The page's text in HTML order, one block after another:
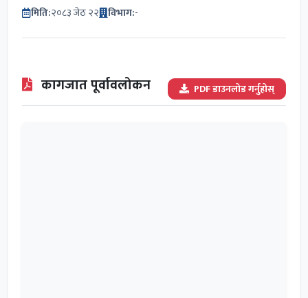
मिति:२०८३ जेठ २२ विभाग:-
कागजात पूर्वावलोकन PDF डाउनलोड गर्नुहोस्